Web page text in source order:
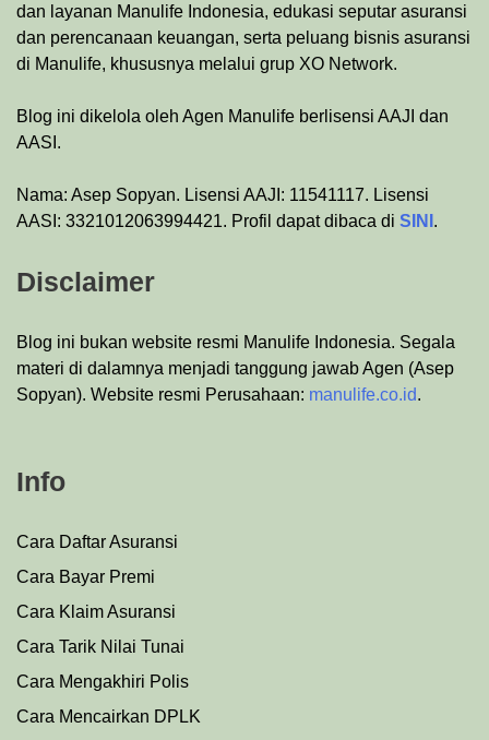
dan layanan Manulife Indonesia, edukasi seputar asuransi
dan perencanaan keuangan, serta peluang bisnis asuransi
di Manulife, khususnya melalui grup XO Network.
Blog ini dikelola oleh Agen Manulife berlisensi AAJI dan
AASI.
Nama: Asep Sopyan. Lisensi AAJI: 11541117. Lisensi
AASI: 3321012063994421. Profil dapat dibaca di SINI .
Disclaimer
Blog ini bukan website resmi Manulife Indonesia. Segala
materi di dalamnya menjadi tanggung jawab Agen (Asep
Sopyan). Website resmi Perusahaan: manulife.co.id.
Info
Cara Daftar Asuransi
Cara Bayar Premi
Cara Klaim Asuransi
Cara Tarik Nilai Tunai
Cara Mengakhiri Polis
Cara Mencairkan DPLK